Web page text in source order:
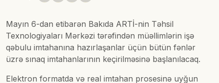
Mayın 6-dan etibarən Bakıda ARTİ-nin Təhsil
Texnologiyaları Mərkəzi tərəfindən müəllimlərin işə
qəbulu imtahanına hazırlaşanlar üçün bütün fənlər
üzrə sınaq imtahanlarının keçirilməsinə başlanılacaq.
Elektron formatda və real imtahan prosesinə uyğun